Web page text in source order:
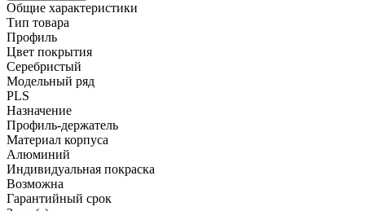
Общие характеристики
Тип товара
Профиль
Цвет покрытия
Серебристый
Модельный ряд
PLS
Назначение
Профиль-держатель
Материал корпуса
Алюминий
Индивидуальная покраска
Возможна
Гарантийный срок